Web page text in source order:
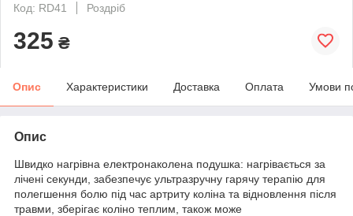
Код: RD41
Роздріб
325 ₴
Опис Характеристики Доставка Оплата Умови
Опис
Швидко нагрівна електронаколена подушка: нагрівається за
лічені секунди, забезпечує ультразручну гарячу терапію для
полегшення болю під час артриту коліна та відновлення після
травми, зберігає коліно теплим, також може